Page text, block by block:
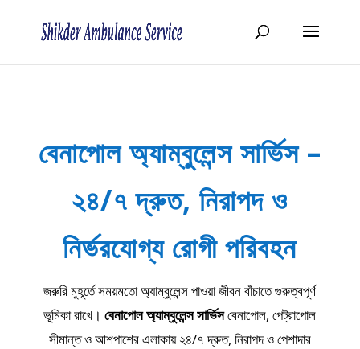
বেনাপোল অ্যাম্বুলেন্স সার্ভিস –
২৪/৭ দ্রুত, নিরাপদ ও
নির্ভরযোগ্য রোগী পরিবহন
জরুরি মুহূর্তে সময়মতো অ্যাম্বুলেন্স পাওয়া জীবন বাঁচাতে গুরুত্বপূর্ণ
ভূমিকা রাখে।বেনাপোল অ্যাম্বুলেন্স সার্ভিসবেনাপোল, পেট্রাপোল
সীমান্ত ও আশপাশের এলাকায় ২৪/৭ দ্রুত, নিরাপদ ও পেশাদার